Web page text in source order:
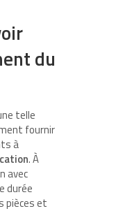
du
telle
fournir
à
. À
avec
durée
pièces et